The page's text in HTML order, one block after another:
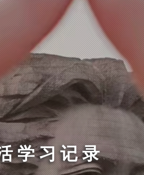
学习记录